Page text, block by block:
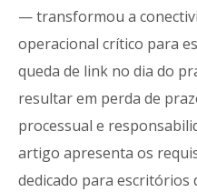
— transformou a
operacional crítico para
queda de link no dia do
resultar em perda de
processual e
artigo apresenta os
dedicado para escritórios